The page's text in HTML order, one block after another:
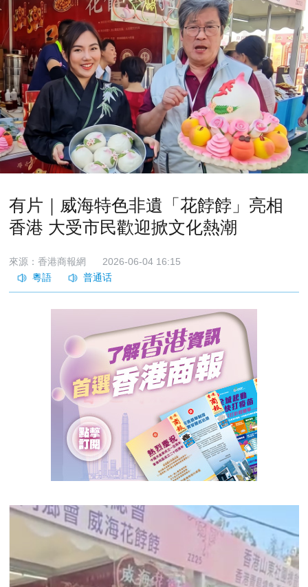
有片｜威海特色非遺「花餑餑」亮相
香港 大受市民歡迎掀文化熱潮
來源：香港商報網 2026-06-04 16:15